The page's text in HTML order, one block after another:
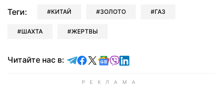
Теги: КИТАЙ ЗОЛОТО ГАЗ
ШАХТА ЖЕРТВЫ
Читайте нас в: Читайте в Telegram
Читайте в Facebook
Читайте в X
Читайте в Google news
Читайте в Viber
Читайте в LinkedIn